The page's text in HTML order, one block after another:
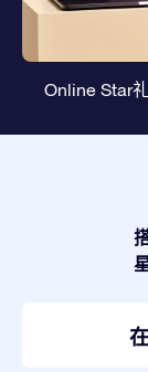
Online Star